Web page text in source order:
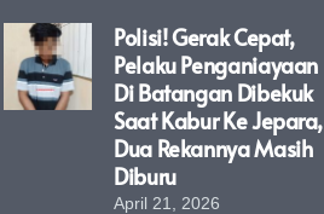
Polisi! Gerak Cepat,
Pelaku Penganiayaan
Di Batangan Dibekuk
Saat Kabur Ke Jepara,
Dua Rekannya Masih
Diburu
April 21, 2026